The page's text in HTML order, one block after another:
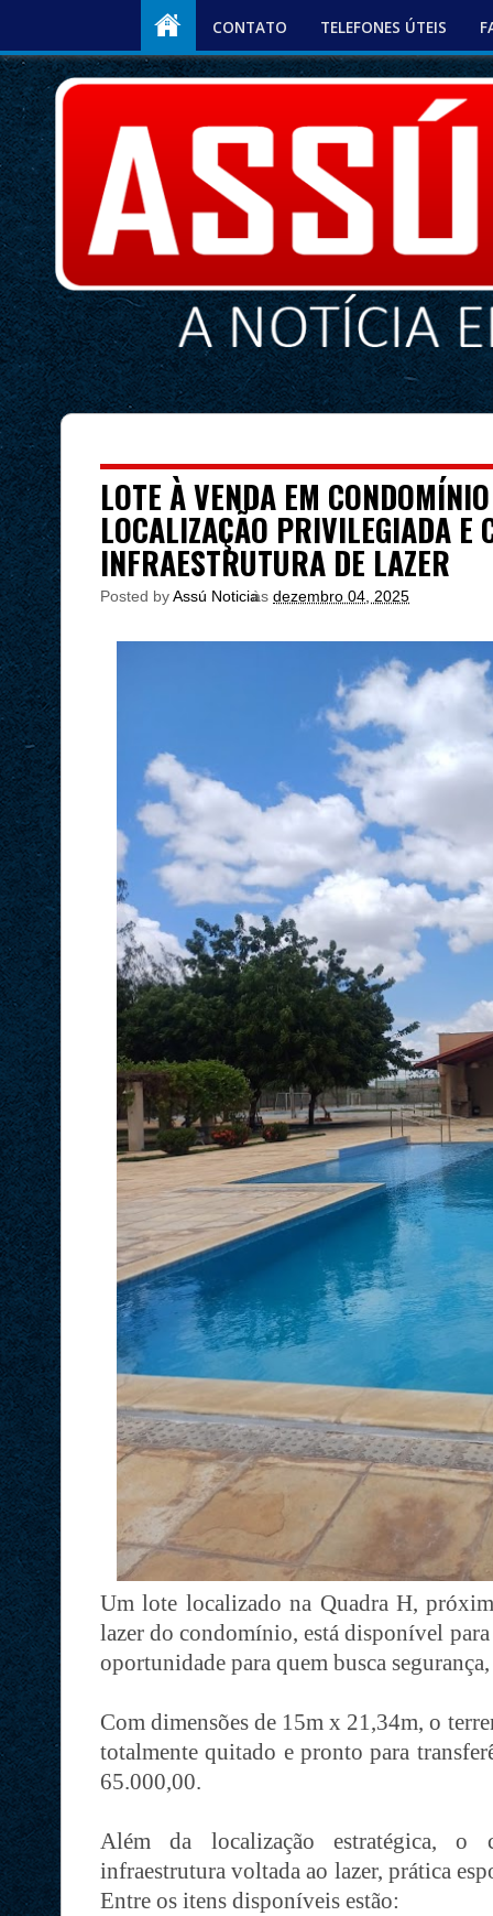
CONTATO TELEFONES ÚTEIS
LOTE À VENDA EM
LOCALIZAÇÃO PRIVILEGIADA E
INFRAESTRUTURA DE LAZER
Posted byAssú Noticia
às dezembro 04, 2025
Um lote localizado na Quadra H,
lazer do condomínio, está disponível para
oportunidade para quem busca
Com dimensões de 15m x 21,34m, o
totalmente quitado e pronto para
65.000,00.
Além da localização estratégica, o
infraestrutura voltada ao lazer, prática
Entre os itens disponíveis estão: